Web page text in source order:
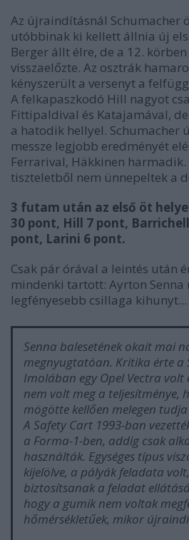
Az újraindításnál Schumacher
utóbbinak ki kellett állnia új
Berger állt élre, de a 12.
visszaelőzte. Az osztrák
kényszerült a versenyt a
A felkapaszkodó Hill nagyot
Fittipaldival és Katajamával,
a hatodik hellyel. Schumacher
messze legjobb eredményét
Ferrarival, Häkkinen
tiszteletből nem ünnepeltek a
3 futam után az első öt
30 pont, Hill 7 pont,
pont, Larini 6 pont.
Csak pár órával a leintés után
mindenki tartott: Ayrton Senna
legfényesebb csillaga kihunyt...
Senna balesetének okait mai
megnyugtatóan. Kritika érte a
Imolában egy Opel Vectra volt
nem volt meg a teljesítménye,
mögötte kellően melegen
A Safety Cart 1993-ban
a Forma-1-ben, addig csak
használták. Egységes típus
kijelölve, a pályák feladata
biztosítsanak a feladat
hogy a gumik nem voltak
hőmérsékletűek, mikor